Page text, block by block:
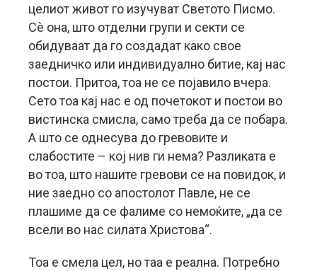
целиот живот го изучуват Светото Писмо.
Сè она, што отделни групи и секти се
обидуваат да го создадат како свое
заедничко или индивидуално битие, кај нас
постои. Притоа, тоа не се појавило вчера.
Сето тоа кај нас е од почетокот и постои во
вистинска смисла, само треба да се побара.
А што се однесува до гревовите и
слабостите – кој нив ги нема? Разликата е
во тоа, што нашите гревови се на повидок, и
ние заедно со апостолот Павле, не се
плашиме да се фалиме со немоќите, „да се
всели во нас силата Христова“.
Тоа е смела цел, но таа е реална. Потребно